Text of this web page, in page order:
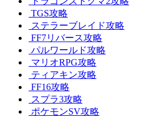
TGS攻略
ステラーブレイド攻略
FF7リバース攻略
パルワールド攻略
マリオRPG攻略
ティアキン攻略
FF16攻略
スプラ3攻略
ポケモンSV攻略